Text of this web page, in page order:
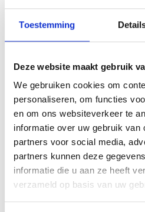
Toestemming
Deze website maakt gebruik
We gebruiken cookies om
personaliseren, om functies
en om ons websiteverkeer te
informatie over uw gebruik van
partners voor social media,
partners kunnen deze
informatie die u aan ze heeft
verzameld op basis van uw